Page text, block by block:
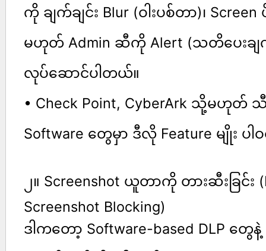
ကို ချက်ချင်း Blur (ဝါးပစ်တာ)၊
မဟုတ် Admin ဆီကို Alert (သတိပေးချ
လုပ်ဆောင်ပါတယ်။
• Check Point, CyberArk သို့မဟုတ် သီ
Software တွေမှာ ဒီလို Feature မျိုး ပ
၂။ Screenshot ယူတာကို တားဆီးခြင်း
Screenshot Blocking)
ဒါကတော့ Software-based DLP တွေ